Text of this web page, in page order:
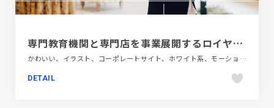
専門教育機関と専門店を事業展開するロイヤル・アーツグループ
かわいい、イラスト、コーポレートサイト、ホワイト系、モーション多め、大きめ写真、教育・学校、飲料・食品
DETAIL